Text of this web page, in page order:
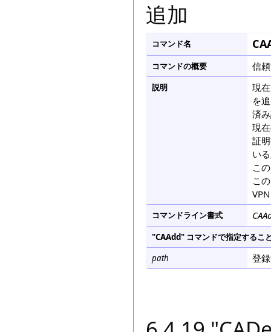
追加
コマンド名
コマンドの概要 信
説明
現
を
済
現
証
い
こ
こ
コマンドライン書式
"CAAdd" コマンドで指定するこ
path
登